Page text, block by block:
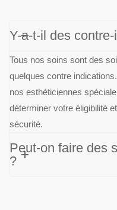
Y-a-t-il des
Tous nos soins sont des
quelques contre
nos esthéticiennes
déterminer votre éligibilité
sécurité.
Peut-on faire des
?